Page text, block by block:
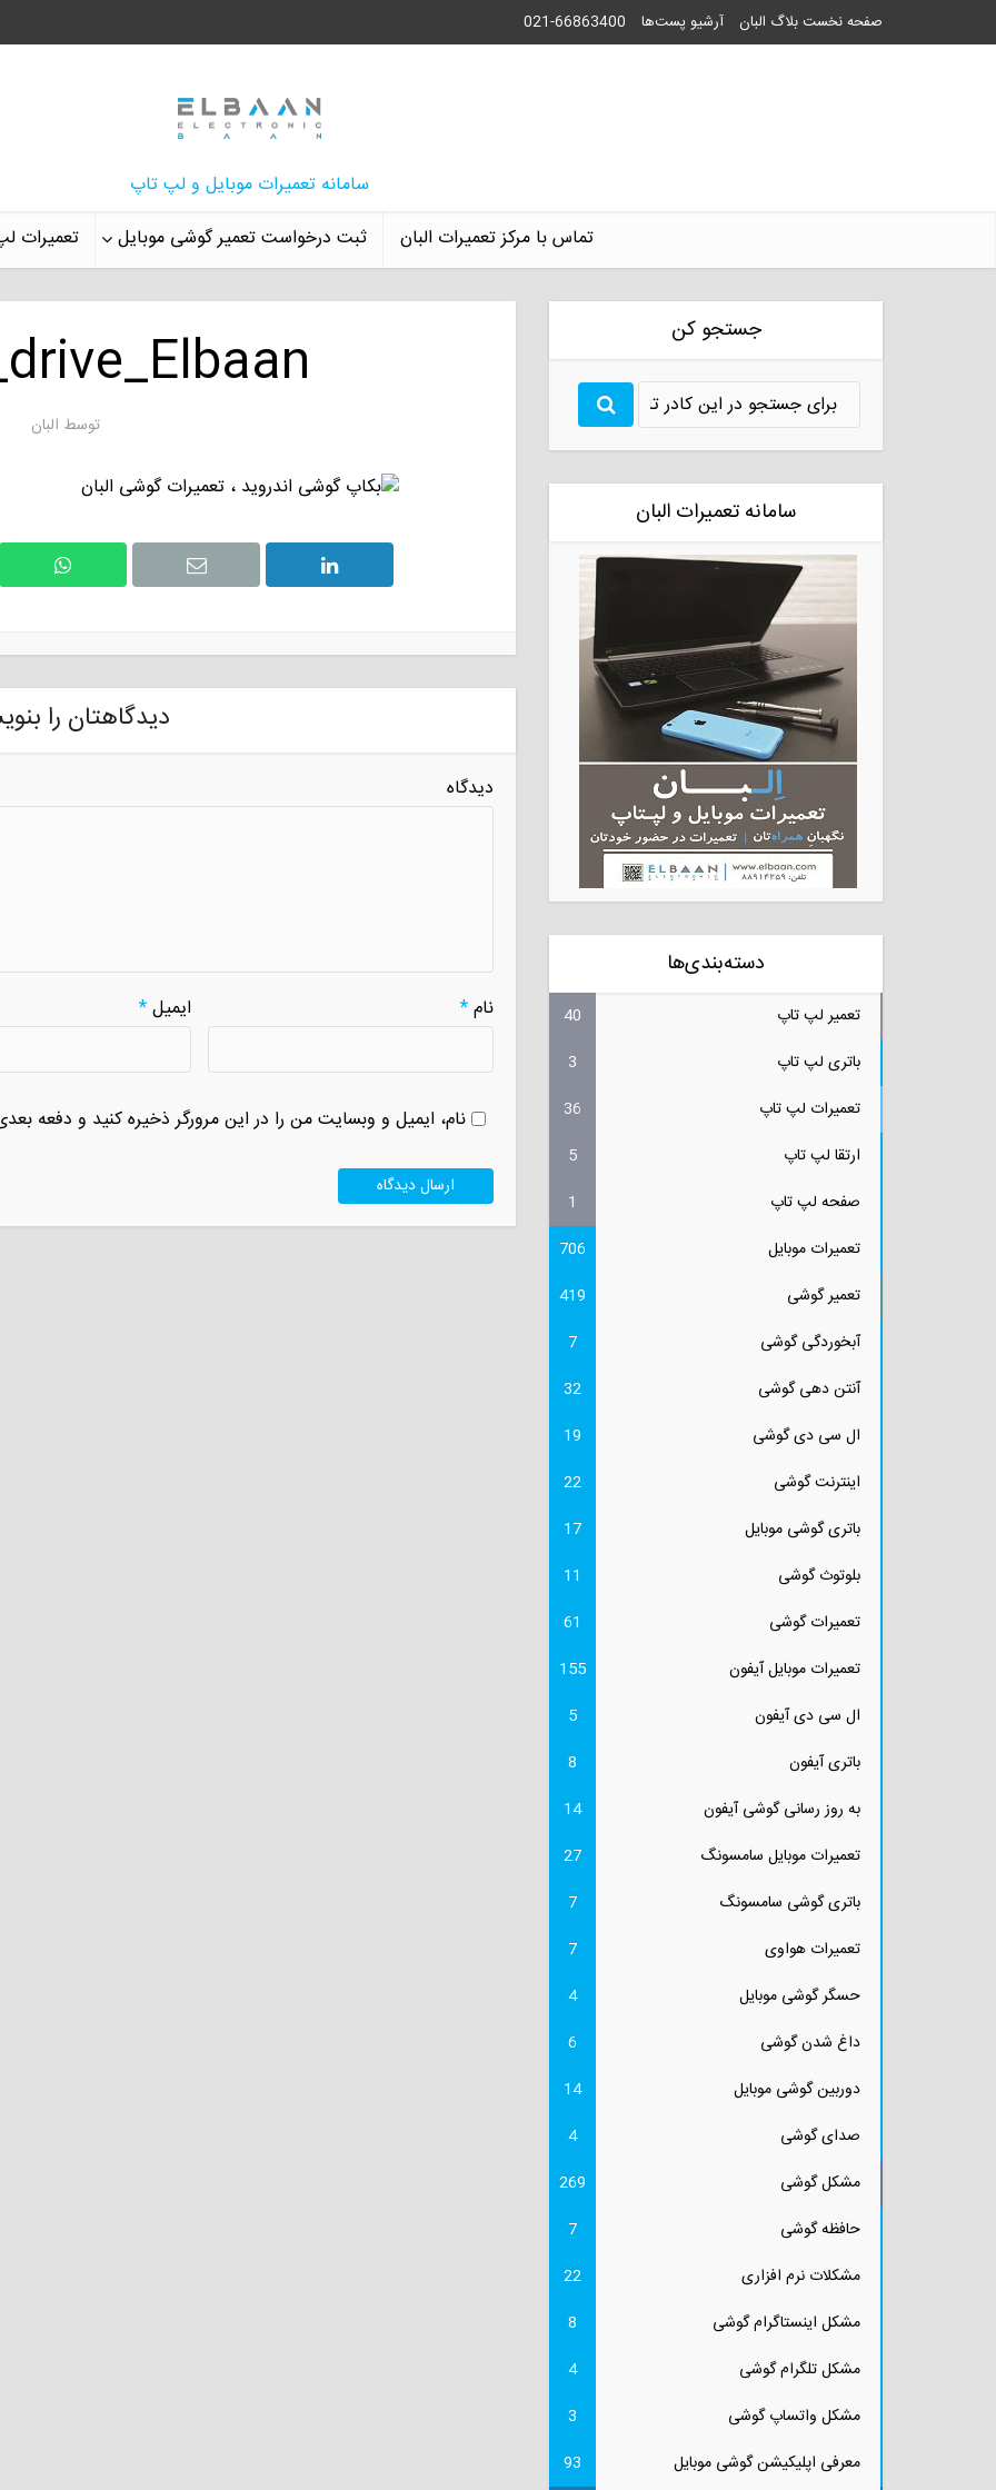
صفحه نخست بلاگ البان آرشیو پست‌ها 021-66863400
سامانه تعمیرات موبایل و لپ تاپ
تماس با مرکز تعمیرات البان
ثبت درخواست تعمیر گوشی موبایل تعمیرات
توسط البان
دیدگاهتان را
دیدگاه
نام* ایمیل*
نام، ایمیل و وبسایت من را در این مرورگر ذخیره کنید و دفعه
جستجو کن
سامانه تعمیرات البان
دسته‌بندی‌ها
تعمیر لپ تاپ
40
باتری لپ تاپ
3
تعمیرات لپ تاپ
36
ارتقا لپ تاپ
5
صفحه لپ تاپ
1
تعمیرات موبایل
706
تعمیر گوشی
419
آبخوردگی گوشی
7
آنتن دهی گوشی
32
ال سی دی گوشی
19
اینترنت گوشی
22
باتری گوشی موبایل
17
بلوتوث گوشی
11
تعمیرات گوشی
61
تعمیرات موبایل آیفون
155
ال سی دی آیفون
5
باتری آیفون
8
به روز رسانی گوشی آیفون
14
تعمیرات موبایل سامسونگ
27
باتری گوشی سامسونگ
7
تعمیرات هواوی
7
حسگر گوشی موبایل
4
داغ شدن گوشی
6
دوربین گوشی موبایل
14
صدای گوشی
4
مشکل گوشی
269
حافظه گوشی
7
مشکلات نرم افزاری
22
مشکل اینستاگرام گوشی
8
مشکل تلگرام گوشی
4
مشکل واتساپ گوشی
3
معرفی اپلیکیشن گوشی موبایل
93